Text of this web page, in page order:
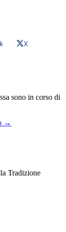
X
sono in corso di
→
Tradizione